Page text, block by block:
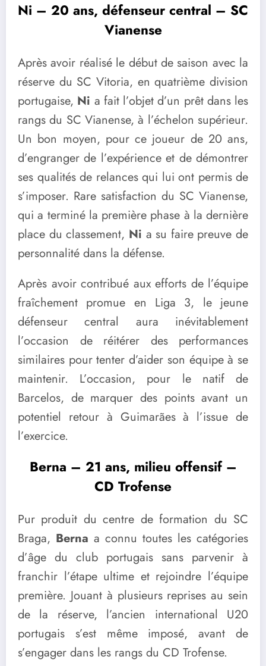
Ni – 20 ans, défenseur central – SC
Vianense
Après avoir réalisé le début de saison avec la
réserve du SC Vitoria, en quatrième division
portugaise, Ni a fait l’objet d’un prêt dans les
rangs du SC Vianense, à l’échelon supérieur.
Un bon moyen, pour ce joueur de 20 ans,
d’engranger de l’expérience et de démontrer
ses qualités de relances qui lui ont permis de
s’imposer. Rare satisfaction du SC Vianense,
qui a terminé la première phase à la dernière
place du classement, Ni a su faire preuve de
personnalité dans la défense.
Après avoir contribué aux efforts de l’équipe
fraîchement promue en Liga 3, le jeune
défenseur central aura inévitablement
l’occasion de réitérer des performances
similaires pour tenter d’aider son équipe à se
maintenir. L’occasion, pour le natif de
Barcelos, de marquer des points avant un
potentiel retour à Guimarães à l’issue de
l’exercice.
Berna – 21 ans, milieu offensif –
CD Trofense
Pur produit du centre de formation du SC
Braga, Berna a connu toutes les catégories
d’âge du club portugais sans parvenir à
franchir l’étape ultime et rejoindre l’équipe
première. Jouant à plusieurs reprises au sein
de la réserve, l’ancien international U20
portugais s’est même imposé, avant de
s’engager dans les rangs du CD Trofense.